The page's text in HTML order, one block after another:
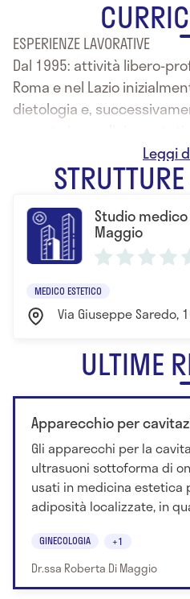
ESPERIENZE LAVORATIVE
Dal 1995: attività libero-
Roma e nel Lazio
dietologia e,
Da maggio 2003 a luglio
professionale presso
chirurgica afferente
Flebolinfologia
Roma
Dal settembre 2005 ad
professionale presso gli
Estetica dell’Ospedale
Fatebenefratelli di Roma
Dal 2006 al 2010: attività
qualità di Tutor presso la
Medicina Estetica -
Fatebenefratelli (FIF)
Dal 2010: Membro del
Congresso Nazionale della
Medicina Estetica (SIME) e
dell'Accademia Italiana di
(AIMAA)
PUBBLICAZIONI SCIENTIFICHE
"MATRICE CELLULARE ED
MOLECOLARE" - rivista
Studio
Maggio
MEDICO ESTETICO
Via Giuseppe Saredo,
ULTIME
Apparecchio per
Gli apparecchi per la
ultrasuoni sottoforma di
usati in medicina
adiposità localizzate, in
GINECOLOGIA +1
Dr.ssa Roberta Di Maggio